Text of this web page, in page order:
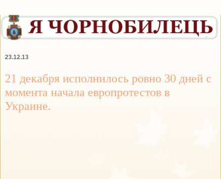
23.12.13
21 декабря исполнилось ровно 30 дней с
момента начала европротестов в
Украине.